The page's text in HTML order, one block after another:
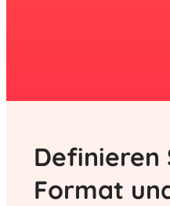
Definieren
Format